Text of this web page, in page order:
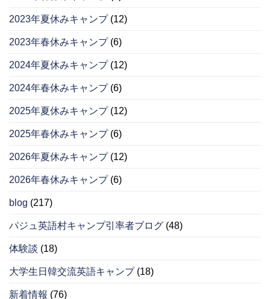
2023年夏休みキャンプ(12)
2023年春休みキャンプ(6)
2024年夏休みキャンプ(12)
2024年春休みキャンプ(6)
2025年夏休みキャンプ(12)
2025年春休みキャンプ(6)
2026年夏休みキャンプ(12)
2026年春休みキャンプ(6)
blog (217)
パジュ英語村キャンプ引率者ブログ (48)
体験談 (18)
大学生日韓交流英語キャンプ(18)
新着情報 (76)